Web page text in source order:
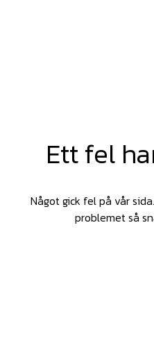
Ett fel
Något gick fel på vår
problemet så